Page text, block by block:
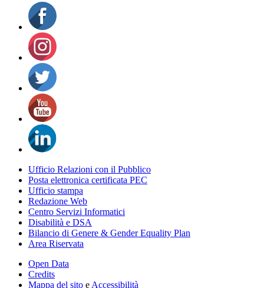
Ufficio Relazioni con il Pubblico
Posta elettronica certificata PEC
Ufficio stampa
Redazione Web
Centro Servizi Informatici
Disabilità e DSA
Bilancio di Genere & Gender Equality Plan
Area Riservata
Open Data
Credits
Mappa del sito e Accessibilità